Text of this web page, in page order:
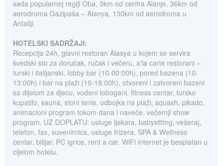
sada popularnoj regiji Oba, 3km od centra Alanje, 36km od
aerodroma Gazipaša – Alanya, 130km od aerodroma u
Antaliji.
HOTELSKI SADRŽAJI:
Recepcija 24h, glavni restoran Alasya u kojem se servira
švedski sto za doručak, ručak i večeru, a'la carte restorani –
turski i italijanski, lobby bar (10-00:00h), pored bazena (10-
13:00h) i bar na plaži (10-18:00h), otvoreni i zatvoreni bazeni
sa dijelom za djecu, vodeni tobogani, fitness centar, tursko
kupatilo, sauna, stoni tenis, odbojka na plaži, squash, pikado,
animacioni program tokom dana i naveče, večernji show
program. UZ DOPLATU: usluge ljekara, babysitting, vešeraj,
telefon, fax, suvenirnica, usluge frizera, SPA & Wellness
centar, bilijar, PC igrice, rent a car. WiFi internet je besplatan u
cijelom hotelu.